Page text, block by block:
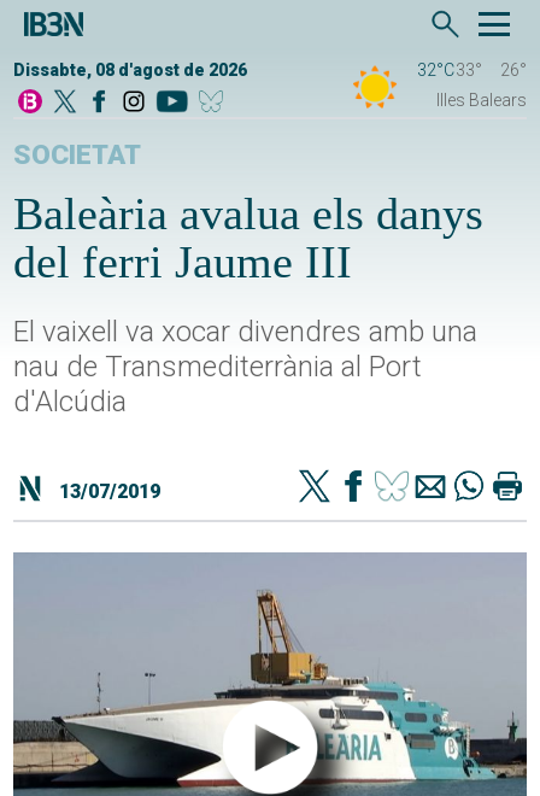
Dissabte, 08 d'agost de 2026 32°C33°
26°
Illes Balears
SOCIETAT
Baleària avalua els danys
del ferri Jaume III
El vaixell va xocar divendres amb una
nau de Transmediterrània al Port
d'Alcúdia
13/07/2019